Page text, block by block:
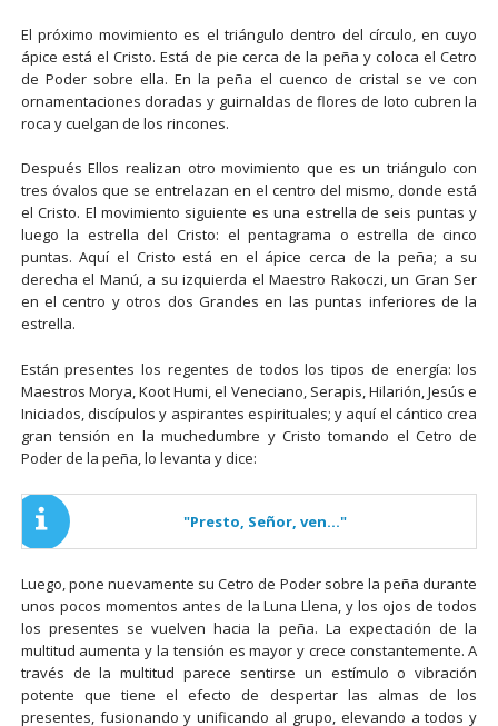
El próximo movimiento es el triángulo dentro del círculo, en cuyo
ápice está el Cristo. Está de pie cerca de la peña y coloca el Cetro
de Poder sobre ella. En la peña el cuenco de cristal se ve con
ornamentaciones doradas y guirnaldas de flores de loto cubren la
roca y cuelgan de los rincones.
Después Ellos realizan otro movimiento que es un triángulo con
tres óvalos que se entrelazan en el centro del mismo, donde está
el Cristo. El movimiento siguiente es una estrella de seis puntas y
luego la estrella del Cristo: el pentagrama o estrella de cinco
puntas. Aquí el Cristo está en el ápice cerca de la peña; a su
derecha el Manú, a su izquierda el Maestro Rakoczi, un Gran Ser
en el centro y otros dos Grandes en las puntas inferiores de la
estrella.
Están presentes los regentes de todos los tipos de energía: los
Maestros Morya, Koot Humi, el Veneciano, Serapis, Hilarión, Jesús e
Iniciados, discípulos y aspirantes espirituales; y aquí el cántico crea
gran tensión en la muchedumbre y Cristo tomando el Cetro de
Poder de la peña, lo levanta y dice:
"Presto, Señor, ven..."
Luego, pone nuevamente su Cetro de Poder sobre la peña durante
unos pocos momentos antes de la Luna Llena, y los ojos de todos
los presentes se vuelven hacia la peña. La expectación de la
multitud aumenta y la tensión es mayor y crece constantemente. A
través de la multitud parece sentirse un estímulo o vibración
potente que tiene el efecto de despertar las almas de los
presentes, fusionando y unificando al grupo, elevando a todos y